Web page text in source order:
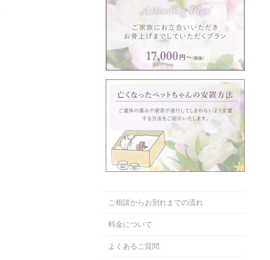
ご相談からお別れまでの流れ
料金について
よくあるご質問